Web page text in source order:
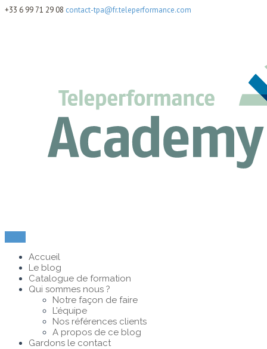
+33 6 99 71 29 08 contact-tpa@fr.teleperformance.com
Accueil
Le blog
Catalogue de formation
Qui sommes nous ?
Notre façon de faire
L’équipe
Nos références clients
A propos de ce blog
Gardons le contact